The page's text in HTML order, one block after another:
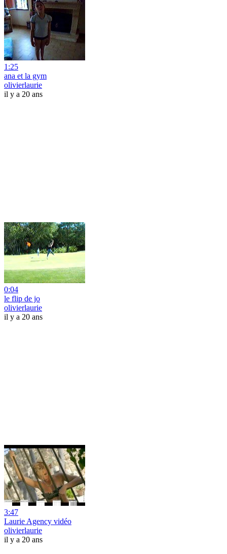
1:25
ana et la gym
olivierlaurie
il y a 20 ans
0:04
le flip de jo
olivierlaurie
il y a 20 ans
3:47
Laurie Agency vidéo
olivierlaurie
il y a 20 ans